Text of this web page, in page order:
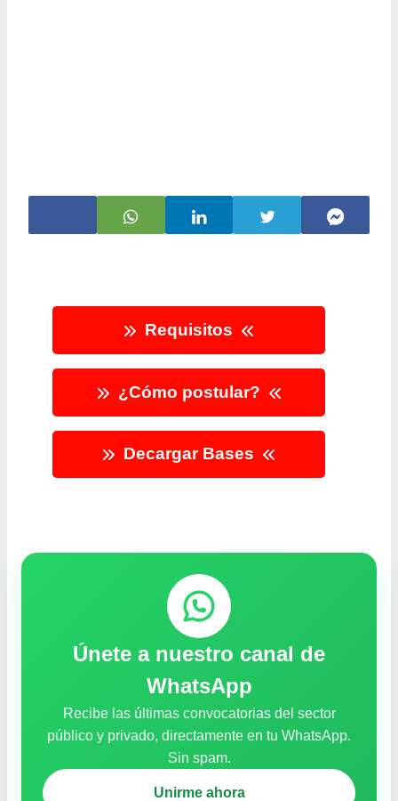
Requisitos
¿Cómo postular?
Decargar Bases
Únete a nuestro canal de
WhatsApp
Recibe las últimas convocatorias del sector
público y privado, directamente en tu WhatsApp.
Sin spam.
Unirme ahora